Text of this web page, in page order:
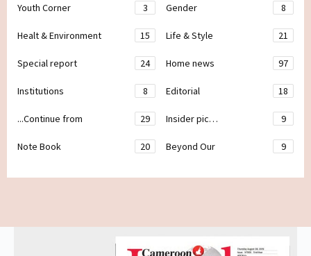
Youth Corner 3 Gender 8
Healt & Environment 15 Life & Style 21
Special report 24 Home news 97
Institutions 8 Editorial 18
...Continue from 29 Insider pic… 9
Note Book 20 Beyond Our 9